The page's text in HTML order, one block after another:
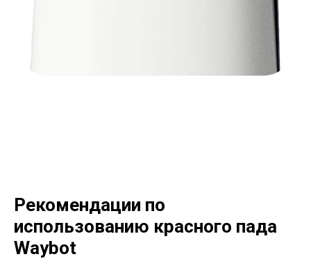
Рекомендации по
использованию красного пада
Waybot